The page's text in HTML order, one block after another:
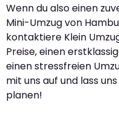
Wenn du also einen
Mini-Umzug von
kontaktiere Klein
Preise, einen
einen stressfreien
mit uns auf und lass
planen!